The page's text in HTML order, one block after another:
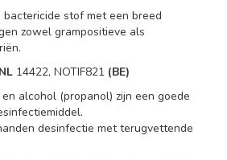
bactericide stof met een breed
zowel grampositieve als
14422, NOTIF821 (BE)
alcohol (propanol) zijn een goede
desinfectie met terugvettende